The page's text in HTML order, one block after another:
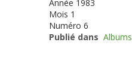
Année 1983
Mois 1
Numéro 6
Publié dans Albums